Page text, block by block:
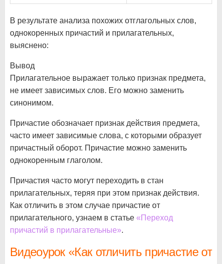
В результате анализа похожих отглагольных слов,
однокоренных причастий и прилагательных,
выяснено:
Вывод
Прилагательное выражает только признак предмета,
не имеет зависимых слов. Его можно заменить
синонимом.
Причастие обозначает признак действия предмета,
часто имеет зависимые слова, с которыми образует
причастный оборот. Причастие можно заменить
однокоренным глаголом.
Причастия часто могут переходить в стан
прилагательных, теряя при этом признак действия.
Как отличить в этом случае причастие от
прилагательного, узнаем в статье «Переход
причастий в прилагательные».
Видеоурок «Как отличить причастие от